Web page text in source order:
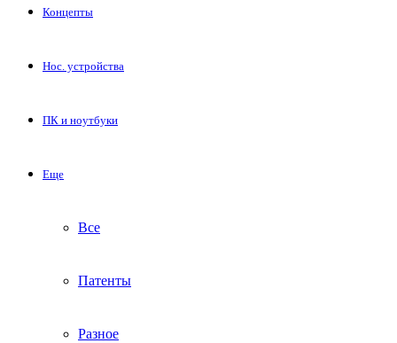
Концепты
Нос. устройства
ПК и ноутбуки
Еще
Все
Патенты
Разное